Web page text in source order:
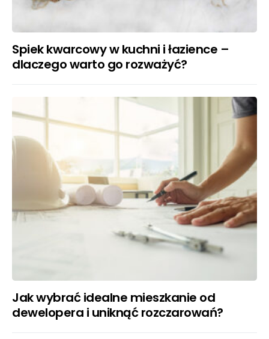
Spiek kwarcowy w kuchni i łazience –
dlaczego warto go rozważyć?
Jak wybrać idealne mieszkanie od
dewelopera i uniknąć rozczarowań?